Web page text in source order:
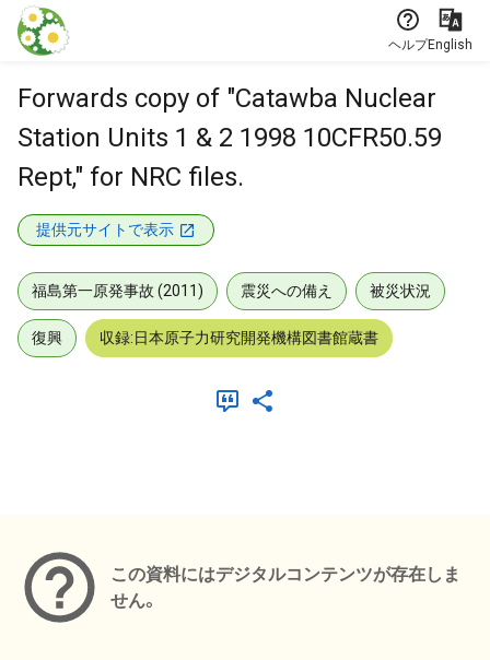
本文に飛ぶ
ヘルプEnglish
Forwards copy of "Catawba Nuclear
Station Units 1 & 2 1998 10CFR50.59
Rept," for NRC files.
提供元サイトで表示
福島第一原発事故 (2011) 震災への備え 被災状況
復興 収録:日本原子力研究開発機構図書館蔵書
この資料にはデジタルコンテンツが存在しま
せん。